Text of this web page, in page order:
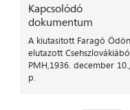
Kapcsolódó
dokumentum
A kiutasitott Faragó Ödön
elutazott
PMH,1936. december
p.